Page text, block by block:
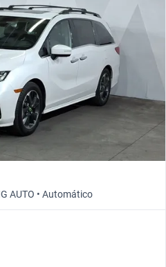
AUTO • Automático